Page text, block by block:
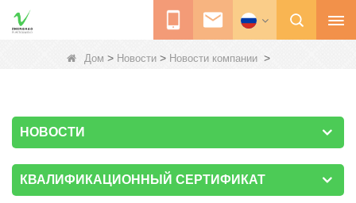
Дом > Новости > Новости компании >
НОВОСТИ
КВАЛИФИКАЦИОННЫЙ СЕРТИФИКАТ